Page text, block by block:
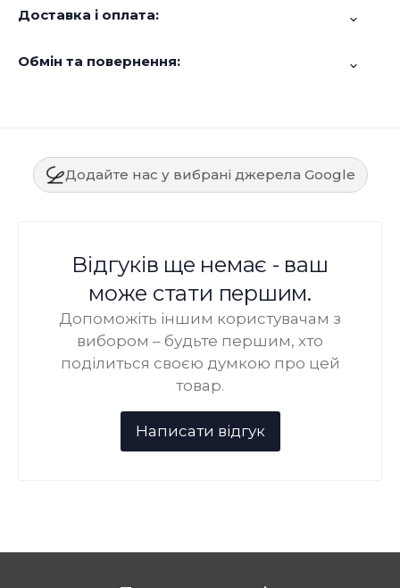
Доставка і оплата:
Обмін та повернення:
Додайте нас у вибрані джерела Google
Відгуків ще немає - ваш
може стати першим.
Допоможіть іншим користувачам з
вибором – будьте першим, хто
поділиться своєю думкою про цей
товар.